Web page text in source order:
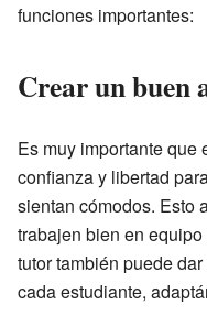
funciones importantes:
Crear un buen
Es muy importante que
confianza y libertad
sientan cómodos. Esto
trabajen bien en
tutor también puede
cada estudiante,